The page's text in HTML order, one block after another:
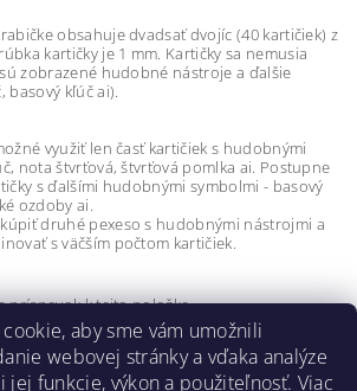
obsahuje dvadsať dvojíc (40 kartičiek) z
kartičky je 1 mm. Kartičky sa nemusia
zobrazené hudobné nástroje a ďalšie
basový kľúč ai).
využiť len časť kartičiek s hudobnými
nota štvrťová, štvrťová pomlka ai. Postupne
s ďalšími hudobnými symbolmi - basový
ozdoby ai.
druhé pexeso s hudobnými nástrojmi a
s väčším počtom kartičiek.
príspevok k tejto položke.
aby sme vám umožnili
webovej stránky a vďaka analýze
jej funkcie, výkon a použiteľnosť. Viac